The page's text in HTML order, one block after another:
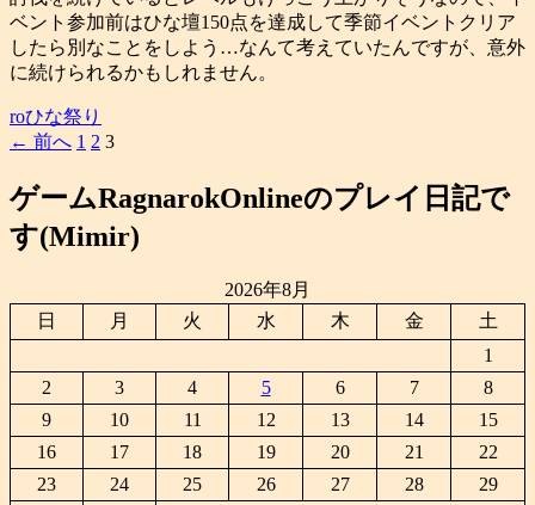
ベント参加前はひな壇150点を達成して季節イベントクリア
したら別なことをしよう…なんて考えていたんですが、意外
に続けられるかもしれません。
roひな祭り
投
ナ
ビ
ー
← 前へ 1 2 3
ゲームRagnarokOnlineのプレイ日記で
す(Mimir)
2026年8月
日
月 火 水 木 金
土
1
2
3 4 5 6 7
8
9
10 11 12 13 14
15
16
17 18 19 20 21
22
23
24 25 26 27 28
29